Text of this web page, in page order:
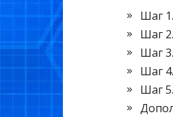
Шаг
Шаг
Шаг
Шаг
Шаг